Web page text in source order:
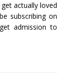
actually loved
subscribing on
admission to